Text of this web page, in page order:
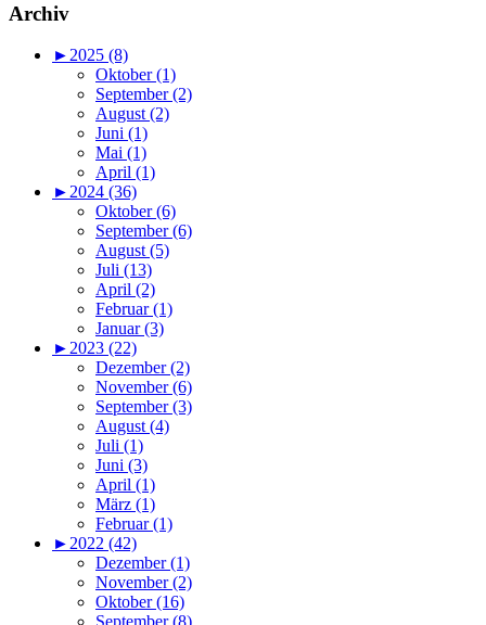
Archiv
► 2025 (8)
Oktober (1)
September (2)
August (2)
Juni (1)
Mai (1)
April (1)
► 2024 (36)
Oktober (6)
September (6)
August (5)
Juli (13)
April (2)
Februar (1)
Januar (3)
► 2023 (22)
Dezember (2)
November (6)
September (3)
August (4)
Juli (1)
Juni (3)
April (1)
März (1)
Februar (1)
► 2022 (42)
Dezember (1)
November (2)
Oktober (16)